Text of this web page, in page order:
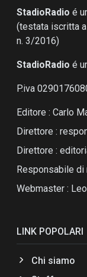
StadioRadio é
(testata iscritta
n. 3/2016)
StadioRadio é
P.iva
Editore : Carlo
Direttore :
Direttore :
Responsabile di
Webmaster :
LINK POPOLARI
Chi siamo